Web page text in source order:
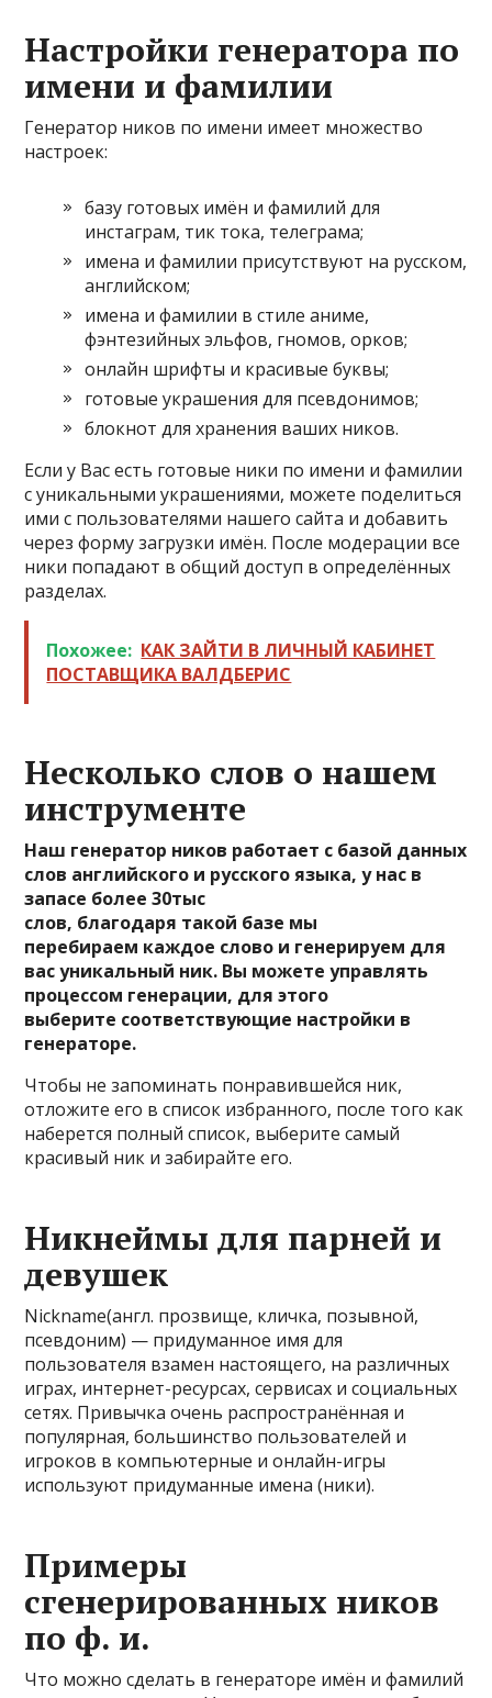
Настройки генератора по
имени и фамилии
Генератор ников по имени имеет множество
настроек:
базу готовых имён и фамилий для
инстаграм, тик тока, телеграма;
имена и фамилии присутствуют на русском,
английском;
имена и фамилии в стиле аниме,
фэнтезийных эльфов, гномов, орков;
онлайн шрифты и красивые буквы;
готовые украшения для псевдонимов;
блокнот для хранения ваших ников.
Если у Вас есть готовые ники по имени и фамилии
с уникальными украшениями, можете поделиться
ими с пользователями нашего сайта и добавить
через форму загрузки имён. После модерации все
ники попадают в общий доступ в определённых
разделах.
Похожее: КАК ЗАЙТИ В ЛИЧНЫЙ КАБИНЕТ
ПОСТАВЩИКА ВАЛДБЕРИС
Несколько слов о нашем
инструменте
Наш генератор ников работает с базой данных
слов английского и русского языка, у нас в
запасе более 30тыс
слов, благодаря такой базе мы
перебираем каждое слово и генерируем для
вас уникальный ник. Вы можете управлять
процессом генерации, для этого
выберите соответствующие настройки в
генераторе.
Чтобы не запоминать понравившейся ник,
отложите его в список избранного, после того как
наберется полный список, выберите самый
красивый ник и забирайте его.
Никнеймы для парней и
девушек
Nickname(англ. прозвище, кличка, позывной,
псевдоним) — придуманное имя для
пользователя взамен настоящего, на различных
играх, интернет-ресурсах, сервисах и социальных
сетях. Привычка очень распространённая и
популярная, большинство пользователей и
игроков в компьютерные и онлайн-игры
используют придуманные имена (ники).
Примеры
сгенерированных ников
по ф. и.
Что можно сделать в генераторе имён и фамилий